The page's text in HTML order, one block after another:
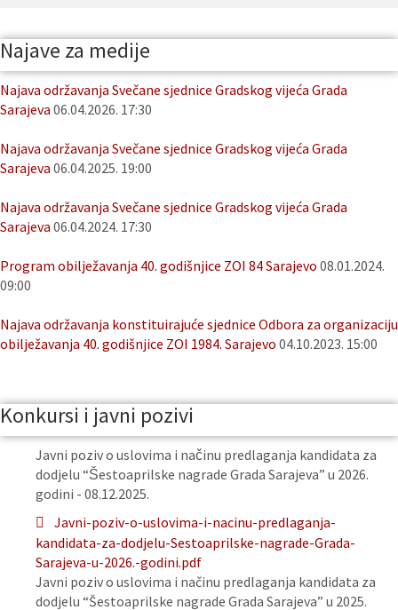
Najave za medije
Najava održavanja Svečane sjednice Gradskog vijeća Grada
Sarajeva 06.04.2026. 17:30
Najava održavanja Svečane sjednice Gradskog vijeća Grada
Sarajeva 06.04.2025. 19:00
Najava održavanja Svečane sjednice Gradskog vijeća Grada
Sarajeva 06.04.2024. 17:30
Program obilježavanja 40. godišnjice ZOI 84 Sarajevo 08.01.2024.
09:00
Najava održavanja konstituirajuće sjednice Odbora za organizaciju
obilježavanja 40. godišnjice ZOI 1984. Sarajevo 04.10.2023. 15:00
Konkursi i javni pozivi
Javni poziv o uslovima i načinu predlaganja kandidata za
dodjelu “Šestoaprilske nagrade Grada Sarajeva” u 2026.
godini - 08.12.2025.
Javni-poziv-o-uslovima-i-nacinu-predlaganja-
kandidata-za-dodjelu-Sestoaprilske-nagrade-Grada-
Sarajeva-u-2026.-godini.pdf
Javni poziv o uslovima i načinu predlaganja kandidata za
dodjelu “Šestoaprilske nagrade Grada Sarajeva” u 2025.